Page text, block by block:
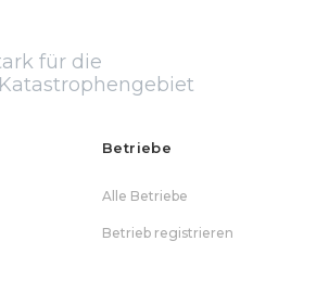
für die
Betriebe
Alle Betriebe
Betrieb registrieren